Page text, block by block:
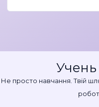
Не просто навчання. Твій